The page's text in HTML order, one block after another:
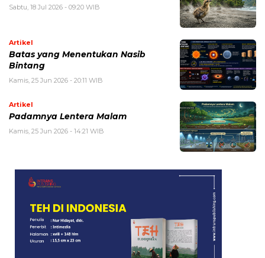
Sabtu, 18 Jul 2026 - 09:20 WIB
Artikel
Batas yang Menentukan Nasib
Bintang
Kamis, 25 Jun 2026 - 20:11 WIB
Artikel
Padamnya Lentera Malam
Kamis, 25 Jun 2026 - 14:21 WIB